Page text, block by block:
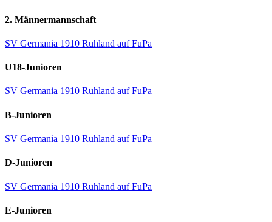
2. Männermannschaft
SV Germania 1910 Ruhland auf FuPa
U18-Junioren
SV Germania 1910 Ruhland auf FuPa
B-Junioren
SV Germania 1910 Ruhland auf FuPa
D-Junioren
SV Germania 1910 Ruhland auf FuPa
E-Junioren